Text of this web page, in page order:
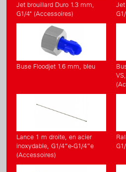
Jet brouillard Duro 1.3 mm,
G1/4" (Accessoires)
Jet
Buse Floodjet 1.6 mm, bleu
Lance 1 m droite, en acier
inoxydable, G1/4”e-G1/4”e
(Accessoires)